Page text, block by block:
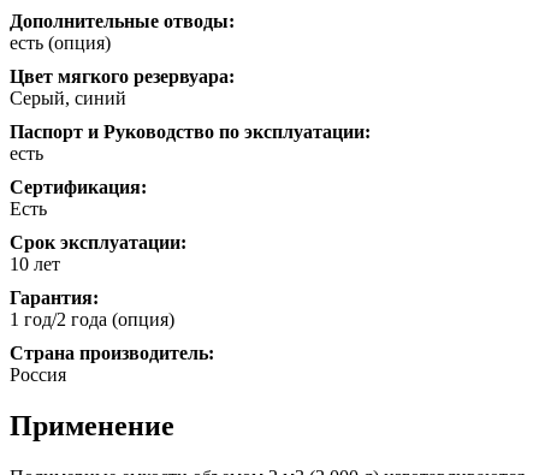
Дополнительные отводы:
есть (опция)
Цвет мягкого резервуара:
Серый, синий
Паспорт и Руководство по эксплуатации:
есть
Сертификация:
Есть
Срок эксплуатации:
10 лет
Гарантия:
1 год/2 года (опция)
Страна производитель:
Россия
Применение